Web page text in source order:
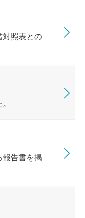
対照表との
報告書を掲